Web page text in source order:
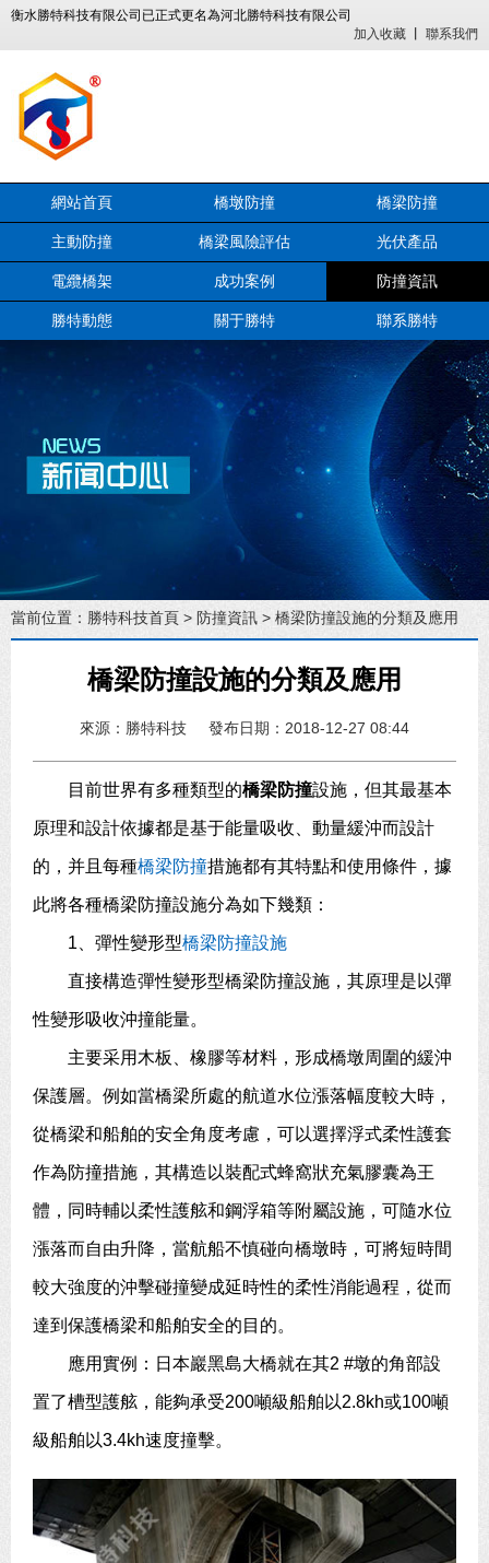
衡水勝特科技有限公司已正式更名為河北勝特科技有限公司
加入收藏
聯系我們
網站首頁 橋墩防撞 橋梁防撞
主動防撞 橋梁風險評估 光伏產品
電纜橋架 成功案例 防撞資訊
勝特動態 關于勝特 聯系勝特
當前位置： 勝特科技首頁 > 防撞資訊 > 橋梁防撞設施的分類及應用
橋梁防撞設施的分類及應用
來源：勝特科技 發布日期：2018-12-27 08:44
目前世界有多種類型的橋梁防撞設施，但其最基本
原理和設計依據都是基于能量吸收、動量緩沖而設計
的，并且每種橋梁防撞措施都有其特點和使用條件，據
此將各種橋梁防撞設施分為如下幾類：
1、彈性變形型橋梁防撞設施
直接構造彈性變形型橋梁防撞設施，其原理是以彈
性變形吸收沖撞能量。
主要采用木板、橡膠等材料，形成橋墩周圍的緩沖
保護層。例如當橋梁所處的航道水位漲落幅度較大時，
從橋梁和船舶的安全角度考慮，可以選擇浮式柔性護套
作為防撞措施，其構造以裝配式蜂窩狀充氣膠囊為王
體，同時輔以柔性護舷和鋼浮箱等附屬設施，可隨水位
漲落而自由升降，當航船不慎碰向橋墩時，可將短時間
較大強度的沖擊碰撞變成延時性的柔性消能過程，從而
達到保護橋梁和船舶安全的目的。
應用實例：日本巖黑島大橋就在其2 #墩的角部設
置了槽型護舷，能夠承受200噸級船舶以2.8kh或100噸
級船舶以3.4kh速度撞擊。